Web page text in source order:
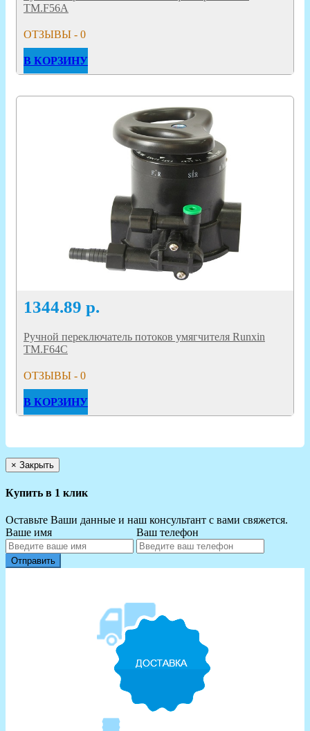
TM.F56A
ОТЗЫВЫ - 0
В КОРЗИНУ
1344.89 р.
Ручной переключатель потоков умягчителя Runxin
TM.F64С
ОТЗЫВЫ - 0
В КОРЗИНУ
× Закрыть
Купить в 1 клик
Оставьте Ваши данные и наш консультант с вами свяжется.
Ваше имя
Ваш телефон
Отправить